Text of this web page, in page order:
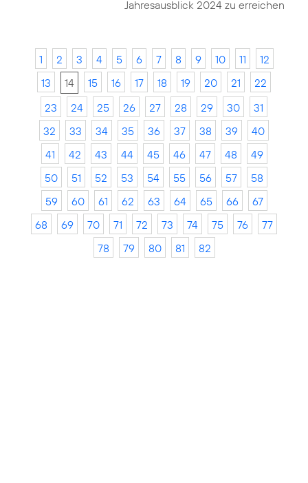
Jahresausblick 2024 zu erreichen
1 2 3 4 5 6 7 8 9 10 11
12
13
14 15 16 17 18 19 20 21
22
23
24 25 26 27 28 29 30
31
32
33 34 35 36 37 38 39
40
41
42 43 44 45 46 47 48
49
50
51 52 53 54 55 56 57
58
59
60 61 62 63 64 65 66
67
68
69 70 71 72 73 74 75 76
77
78
79 80 81 82